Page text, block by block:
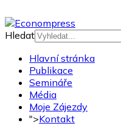
Hledat
Hlavní stránka
Publikace
Semináře
Média
Moje Zájezdy
">Kontakt